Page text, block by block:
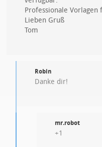
Professionale
Lieben Gruß
Tom
Robin
Danke dir!
mr.robot
+1